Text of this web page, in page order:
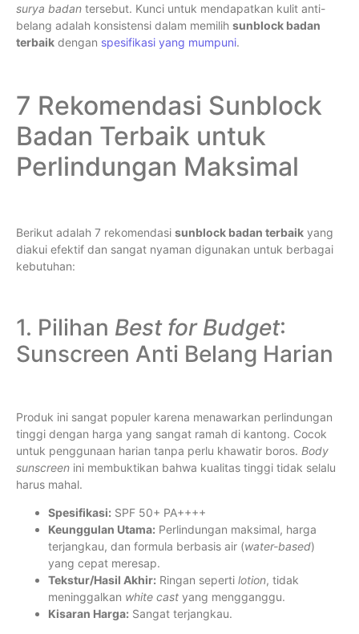
surya badan tersebut. Kunci untuk mendapatkan kulit anti-
belang adalah konsistensi dalam memilih sunblock badan
terbaik dengan spesifikasi yang mumpuni.
7 Rekomendasi Sunblock
Badan Terbaik untuk
Perlindungan Maksimal
Berikut adalah 7 rekomendasi sunblock badan terbaik yang
diakui efektif dan sangat nyaman digunakan untuk berbagai
kebutuhan:
1. Pilihan Best for Budget:
Sunscreen Anti Belang Harian
Produk ini sangat populer karena menawarkan perlindungan
tinggi dengan harga yang sangat ramah di kantong. Cocok
untuk penggunaan harian tanpa perlu khawatir boros. Body
sunscreen ini membuktikan bahwa kualitas tinggi tidak selalu
harus mahal.
Spesifikasi: SPF 50+ PA++++
Keunggulan Utama: Perlindungan maksimal, harga
terjangkau, dan formula berbasis air (water-based)
yang cepat meresap.
Tekstur/Hasil Akhir: Ringan seperti lotion, tidak
meninggalkan white cast yang mengganggu.
Kisaran Harga: Sangat terjangkau.